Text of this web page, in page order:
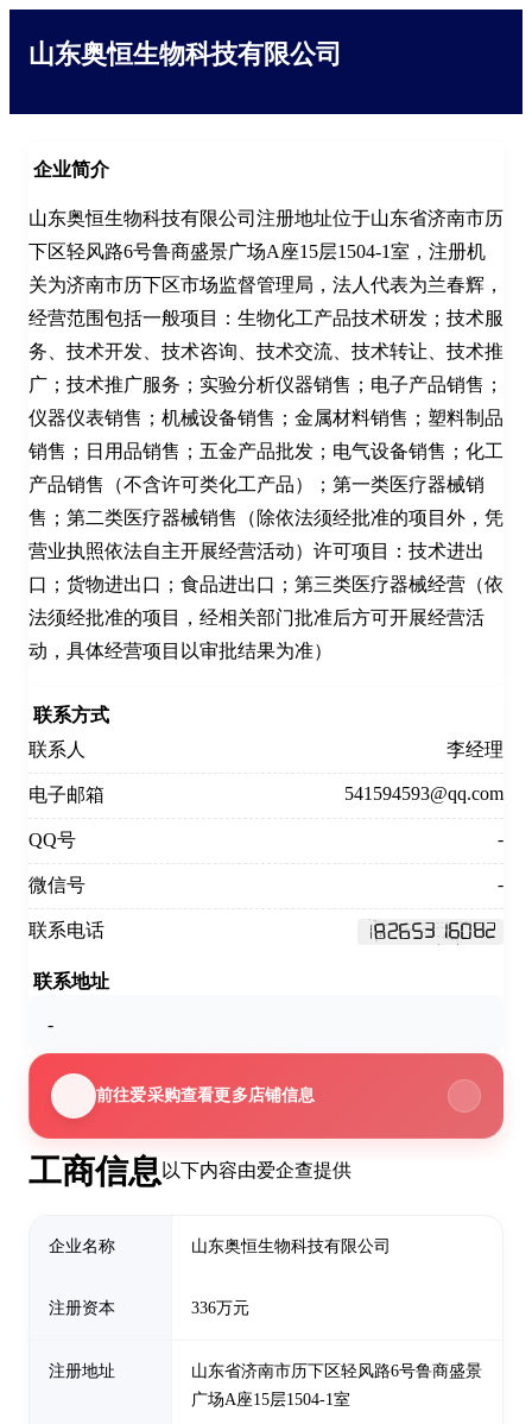
山东奥恒生物科技有限公司
工商信息 以下内容由爱企查提供
企业名称 山东奥恒生物科技有限公司
注册资本 336万元
注册地址
山东省济南市历下区轻风路6号鲁商盛景
广场A座15层1504-1室
企业简介
山东奥恒生物科技有限公司注册地址位于山东省济南市历
下区轻风路6号鲁商盛景广场A座15层1504-1室，注册机
关为济南市历下区市场监督管理局，法人代表为兰春辉，
经营范围包括一般项目：生物化工产品技术研发；技术服
务、技术开发、技术咨询、技术交流、技术转让、技术推
广；技术推广服务；实验分析仪器销售；电子产品销售；
仪器仪表销售；机械设备销售；金属材料销售；塑料制品
销售；日用品销售；五金产品批发；电气设备销售；化工
产品销售（不含许可类化工产品）；第一类医疗器械销
售；第二类医疗器械销售（除依法须经批准的项目外，凭
营业执照依法自主开展经营活动）许可项目：技术进出
口；货物进出口；食品进出口；第三类医疗器械经营（依
法须经批准的项目，经相关部门批准后方可开展经营活
动，具体经营项目以审批结果为准）
联系方式
联系人
李经理
电子邮箱 541594593@qq.com
QQ号 -
微信号 -
联系电话
联系地址
-
前往爱采购查看更多店铺信息